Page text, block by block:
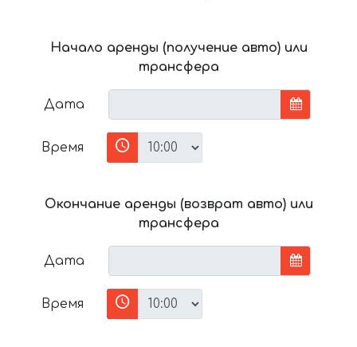
Начало аренды (получение авто) или
трансфера
Дата
Время
Окончание аренды (возврат авто) или
трансфера
Дата
Время